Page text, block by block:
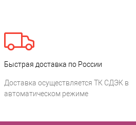
Быстрая доставка по России
Доставка осуществляется ТК СДЭК в
автоматическом режиме